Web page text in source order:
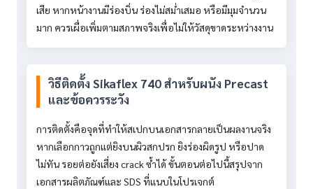
เสีย หากหน้างานมีร่องบิ่น ร่องไม่สม่ำเสมอ หรือมีมุมจำนวน
มาก ควรเผื่อเพิ่มตามสภาพจริงเพื่อไม่ให้วัสดุขาดระหว่างงาน
วิธีติดตั้ง Sikaflex 740 สำหรับผนัง Precast
และข้อควรระวัง
การติดตั้งคือจุดที่ทำให้สเปกบนเอกสารกลายเป็นผลงานจริง
หากเลือกกาวถูกแต่ยิงบนผิวสกปรก ยิงร่องผิดรูป หรือปาด
ไม่ทัน รอยต่อยังเสี่ยง crack ซ้ำได้ ขั้นตอนต่อไปนี้สรุปจาก
เอกสารผลิตภัณฑ์และ SDS ที่แนบในโปรเจกต์